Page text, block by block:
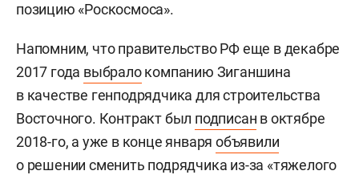
позицию «Роскосмоса».
Напомним, что правительство РФ еще в декабре
2017 года выбралокомпанию Зиганшина
в качестве генподрядчика для строительства
Восточного. Контракт был подписан в октябре
2018-го, а уже в конце январяобъявили
о решении сменить подрядчика из-за «тяжелого